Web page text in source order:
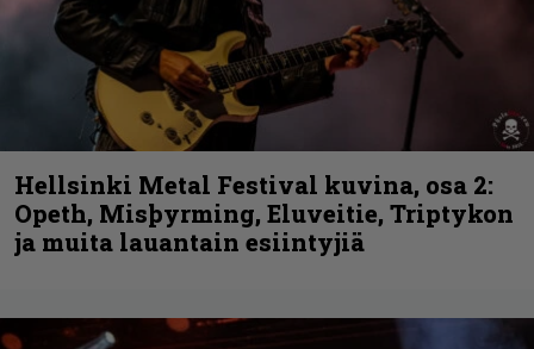
Hellsinki Metal Festival kuvina, osa 2:
Opeth, Misþyrming, Eluveitie, Triptykon
ja muita lauantain esiintyjiä